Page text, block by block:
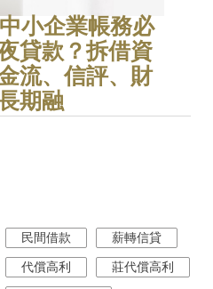
小企業帳務必
貸款？拆借資
流、信評、財
期融
民間借款 薪轉信貸
代償高利 莊代償高利